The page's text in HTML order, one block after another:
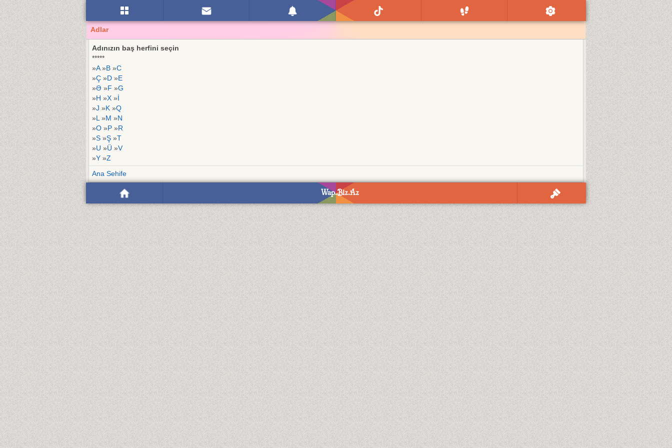
Adlar
Adınızın baş herfini seçin
*****
»A»B »C
»Ç »D »E
»Ə »F »G
»H »X »
»J »K »Q
»L »M »N
»O »P »R
»S »Ş »T
»U »Ü »V
»Y »Z
Ana Sehife
Wap.Biz.Az